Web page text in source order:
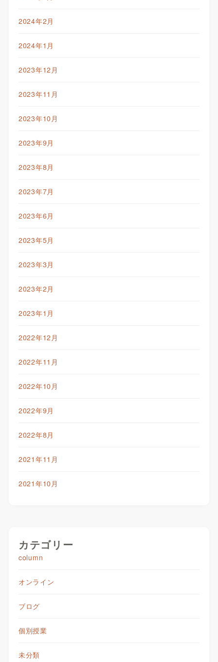
2024年2月
2024年1月
2023年12月
2023年11月
2023年10月
2023年9月
2023年8月
2023年7月
2023年6月
2023年5月
2023年3月
2023年2月
2023年1月
2022年12月
2022年11月
2022年10月
2022年9月
2022年8月
2021年11月
2021年10月
カテゴリー
column
オンライン
ブログ
個別授業
未分類